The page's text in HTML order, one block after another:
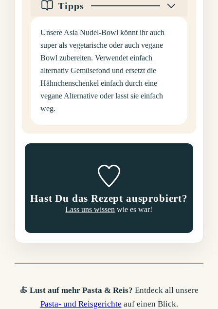
Tipps
Unsere Asia Nudel-Bowl könnt ihr auch
super als vegetarische oder auch vegane
Bowl zubereiten. Verwendet einfach
alternativ Gemüsefond und ersetzt die
Hähnchenschenkel einfach durch eine
vegane Alternative oder lasst sie einfach
weg.
Hast Du das Rezept ausprobiert?
Lass uns wissen wie es war!
🍝 Lust auf mehr Pasta & Reis? Entdeck all unsere
Pasta- und Reisgerichte auf einen Blick.